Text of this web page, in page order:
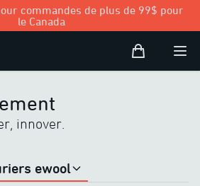
commandes de plus de 99$ pour
le Canada
Panier d’achat
Open
innover.
ewool